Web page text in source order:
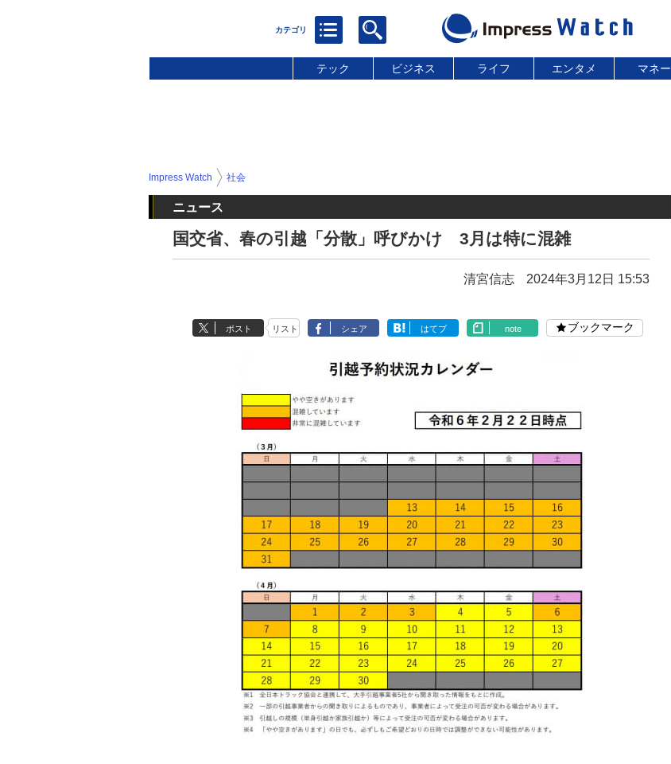
テック ビジネス ライフ エンタメ マネー
Impress Watch 社会
ニュース
国交省、春の引越「分散」呼びかけ 3月は特に混雑
清宮信志 2024年3月12日 15:53
ポスト リスト シェア はてブ note ブックマーク